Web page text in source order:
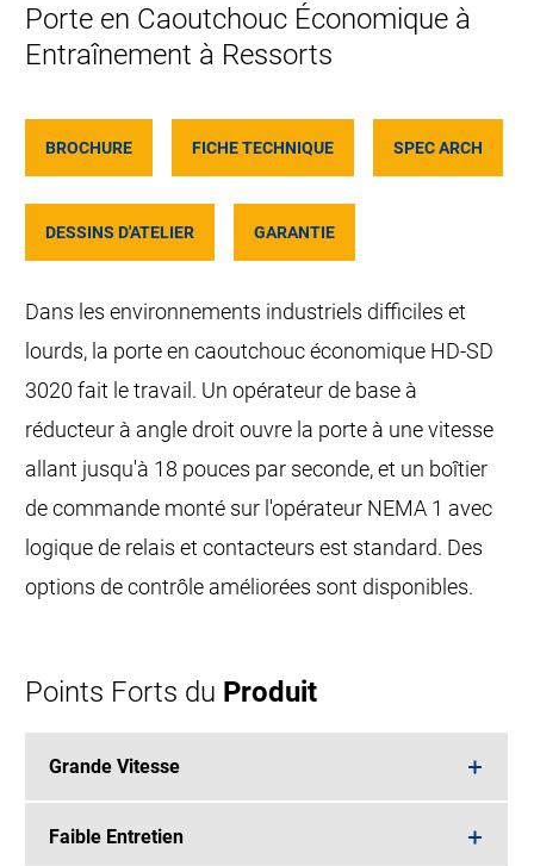
Porte en Caoutchouc Économique à
Entraînement à Ressorts
BROCHURE FICHE TECHNIQUE SPEC ARCH
DESSINS D'ATELIER GARANTIE
Dans les environnements industriels difficiles et
lourds, la porte en caoutchouc économique HD-SD
3020 fait le travail. Un opérateur de base à
réducteur à angle droit ouvre la porte à une vitesse
allant jusqu'à 18 pouces par seconde, et un boîtier
de commande monté sur l'opérateur NEMA 1 avec
logique de relais et contacteurs est standard. Des
options de contrôle améliorées sont disponibles.
Points Forts du Produit
Grande Vitesse
Faible Entretien